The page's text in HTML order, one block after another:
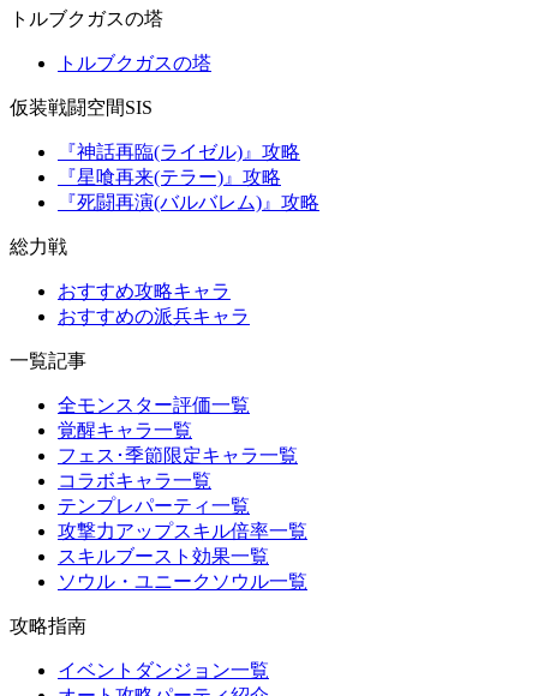
トルブクガスの塔
トルブクガスの塔
仮装戦闘空間SIS
『神話再臨(ライゼル)』攻略
『星喰再来(テラー)』攻略
『死闘再演(バルバレム)』攻略
総力戦
おすすめ攻略キャラ
おすすめの派兵キャラ
一覧記事
全モンスター評価一覧
覚醒キャラ一覧
フェス･季節限定キャラ一覧
コラボキャラ一覧
テンプレパーティ一覧
攻撃力アップスキル倍率一覧
スキルブースト効果一覧
ソウル・ユニークソウル一覧
攻略指南
イベントダンジョン一覧